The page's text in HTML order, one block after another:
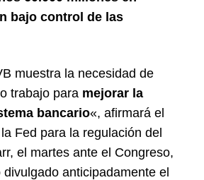
bajo control de las
muestra la necesidad de
trabajo para mejorar la
bancario«, afirmará el
Fed para la regulación del
el martes ante el Congreso,
anticipadamente el